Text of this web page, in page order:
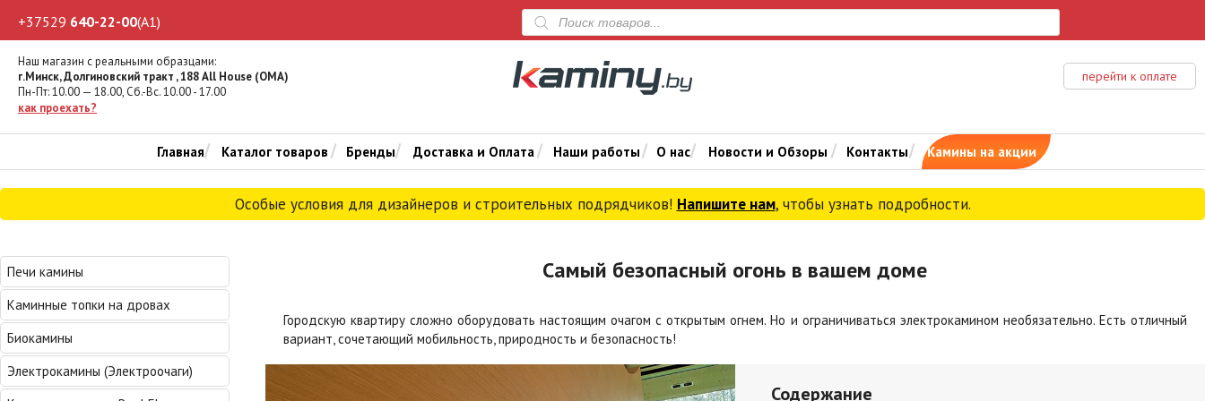
+37529 640-22-00(A1)
Поиск
товаров
Наш магазин с реальными образцами:
г.Минск, Долгиновский тракт , 188 All House (ОМА)
Пн-Пт: 10.00 — 18.00, Cб.-Вс. 10.00 - 17.00
как проехать?
перейти к оплате
Главная Каталог товаров Бренды Доставка и Оплата Наши работы О нас Новости и Обзоры Контакты Камины на акции
Особые условия для дизайнеров и строительных подрядчиков! Напишите нам, чтобы узнать подробности.
Самый безопасный огонь в вашем доме
Городскую квартиру сложно оборудовать настоящим очагом с открытым огнем. Но и ограничиваться электрокамином необязательно. Есть отличный
вариант, сочетающий мобильность, природность и безопасность!
Содержание
Печи камины
Каминные топки на дровах
Биокамины
Электрокамины (Электроочаги)